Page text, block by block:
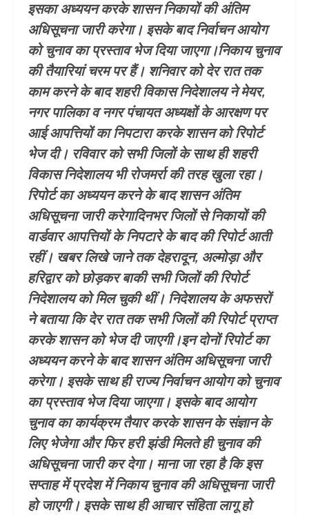
इसका अध्ययन करके शासन निकायों की अंतिम
अधिसूचना जारी करेगा। इसके बाद निर्वाचन आयोग
को चुनाव का प्रस्ताव भेज दिया जाएगा।निकाय चुनाव
की तैयारियां चरम पर हैं। शनिवार को देर रात तक
काम करने के बाद शहरी विकास निदेशालय ने मेयर,
नगर पालिका व नगर पंचायत अध्यक्षों के आरक्षण पर
आई आपत्तियों का निपटारा करके शासन को रिपोर्ट
भेज दी। रविवार को सभी जिलों के साथ ही शहरी
विकास निदेशालय भी रोजमर्रा की तरह खुला रहा।
रिपोर्ट का अध्ययन करने के बाद शासन अंतिम
अधिसूचना जारी करेगादिनभर जिलों से निकायों की
वार्डवार आपत्तियों के निपटारे के बाद की रिपोर्ट आती
रहीं। खबर लिखे जाने तक देहरादून, अल्मोड़ा और
हरिद्वार को छोड़कर बाकी सभी जिलों की रिपोर्ट
निदेशालय को मिल चुकी थीं। निदेशालय के अफसरों
ने बताया कि देर रात तक सभी जिलों की रिपोर्ट प्राप्त
करके शासन को भेज दी जाएगी।इन दोनों रिपोर्ट का
अध्ययन करने के बाद शासन अंतिम अधिसूचना जारी
करेगा। इसके साथ ही राज्य निर्वाचन आयोग को चुनाव
का प्रस्ताव भेज दिया जाएगा। इसके बाद आयोग
चुनाव का कार्यक्रम तैयार करके शासन के संज्ञान के
लिए भेजेगा और फिर हरी झंडी मिलते ही चुनाव की
अधिसूचना जारी कर देगा। माना जा रहा है कि इस
सप्ताह में प्रदेश में निकाय चुनाव की अधिसूचना जारी
हो जाएगी। इसके साथ ही आचार संहिता लागू हो